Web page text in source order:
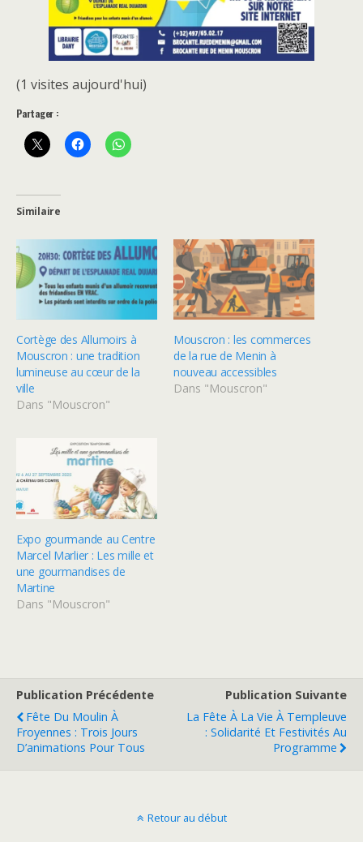
(1 visites aujourd'hui)
Partager :
Similaire
Cortège des Allumoirs à
Mouscron : une tradition
lumineuse au cœur de la
ville
Dans "Mouscron"
Mouscron : les commerces
de la rue de Menin à
nouveau accessibles
Dans "Mouscron"
Expo gourmande au Centre
Marcel Marlier : Les mille et
une gourmandises de
Martine
Dans "Mouscron"
Publication Précédente
Fête Du Moulin À
Froyennes : Trois Jours
D’animations Pour Tous
Publication Suivante
La Fête À La Vie À Templeuve
: Solidarité Et Festivités Au
Programme
Retour au début